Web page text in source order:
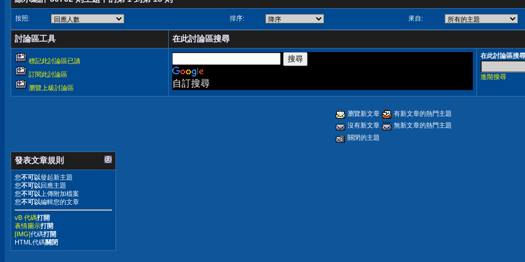
按照: 排序: 來自:
討論區工具 在此討論區搜尋
標記此討論區已讀
訂閱此討論區
瀏覽上級討論區
自訂搜尋
在此討論區搜尋
進階搜尋
瀏覽新文章
有新文章的熱門主題
沒有新文章
無新文章的熱門主題
關閉的主題
發表文章規則
您不可以發起新主題
您不可以回應主題
您不可以 上傳附加檔案
您不可以編輯您的文章
vB 代碼打開
表情圖示打開
[IMG]代碼打開
HTML代碼關閉